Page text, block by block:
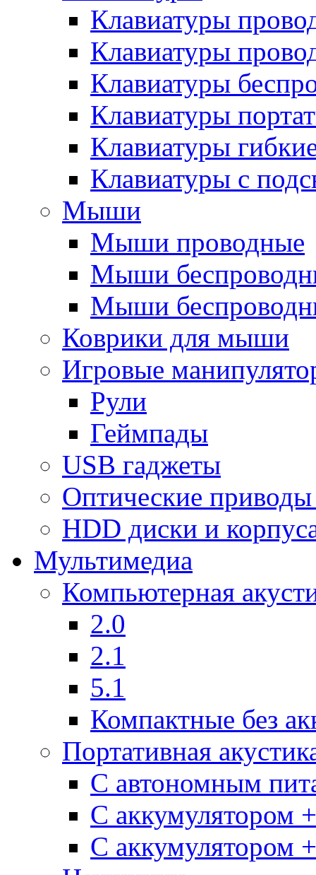
Клавиатуры
Клавиатуры
Клавиатуры
Клавиатуры
Клавиатуры
Клавиатуры с
Мыши
Мыши проводные
Мыши
Мыши
Коврики для мыши
Игровые
Рули
Геймпады
USB гаджеты
Оптические
HDD диски и
Мультимедиа
Компьютерная
2.0
2.1
5.1
Компактные без
Портативная
С автономным
С аккумулятором
С аккумулятором